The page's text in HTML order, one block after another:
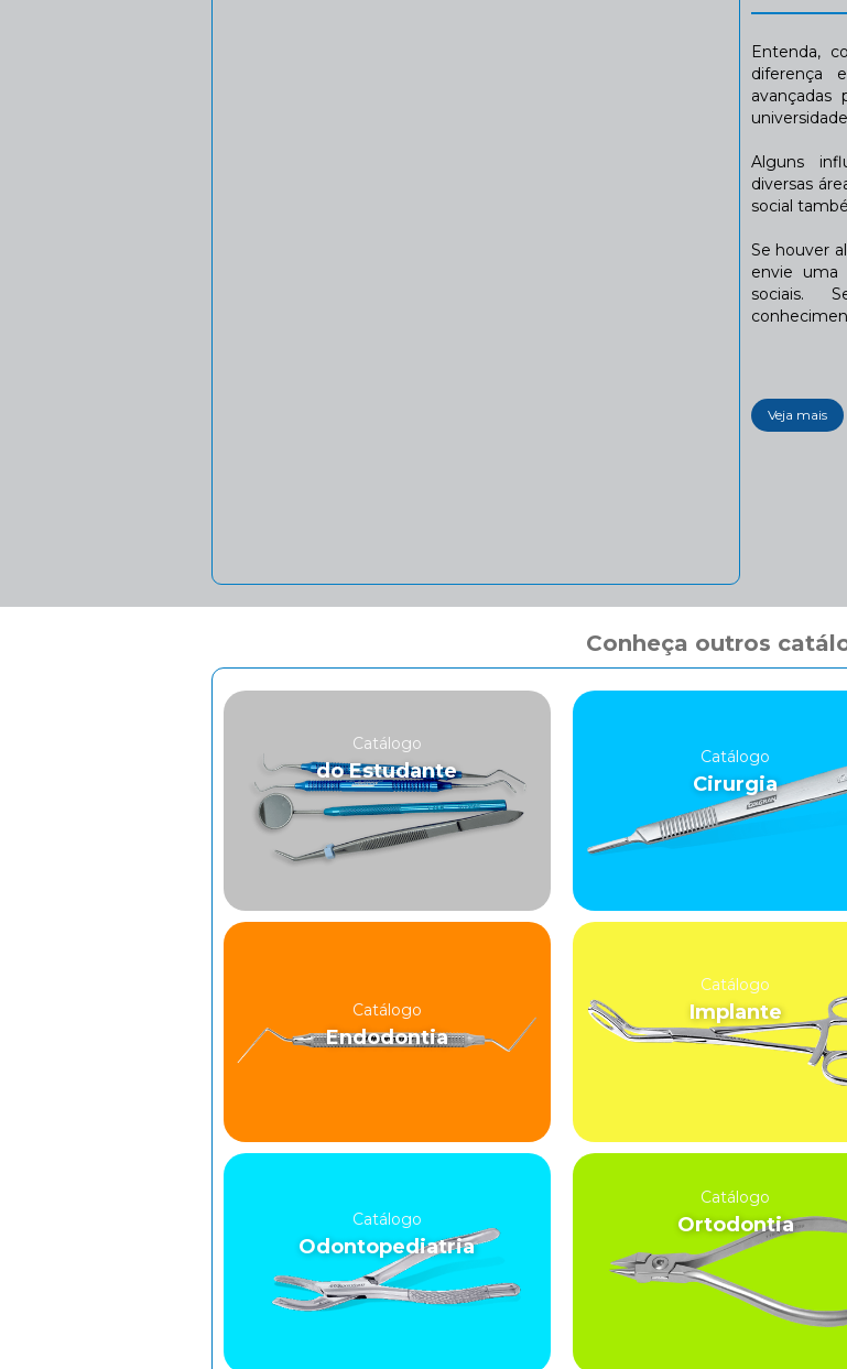
Entenda,
diferença
avançadas
Alguns
diversas
social
Se houver
envie uma
sociais.
Veja mais
Conheça outros
Catálogo
do Estudante
Catálogo
Cirurgia
Catálogo
Endodontia
Catálogo
Implante
Catálogo
Odontopediatria
Catálogo
Ortodontia